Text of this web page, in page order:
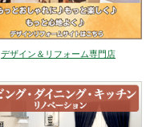
デザイン＆リフォーム専門店